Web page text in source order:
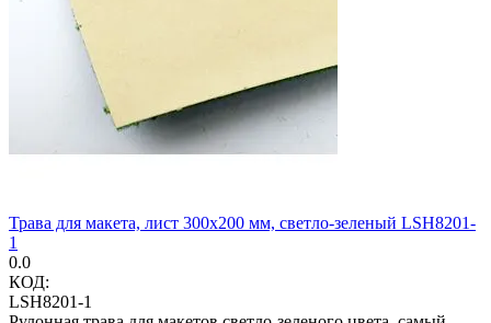
Трава для макета, лист 300х200 мм, светло-зеленый LSH8201-
1
0.0
КОД:
LSH8201-1